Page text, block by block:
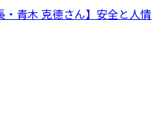
・青木 克德さん】安全と人情